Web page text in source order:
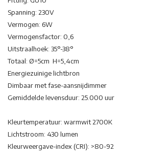
Spanning: 230V
Vermogen: 6W
Vermogensfactor: 0,6
Uitstraalhoek: 35°-38°
Totaal: Ø=5cm H=5,4cm
Energiezuinige lichtbron
Dimbaar met fase-aansnijdimmer
Gemiddelde levensduur: 25.000 uur
Kleurtemperatuur: warmwit 2700K
Lichtstroom: 430 lumen
Kleurweergave-index (CRI): >80-92